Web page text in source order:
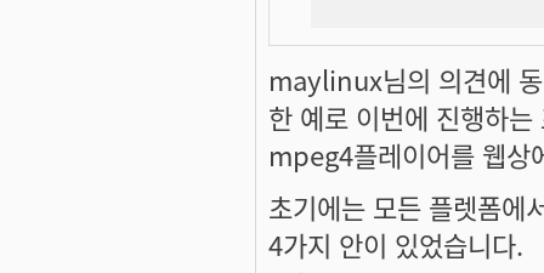
maylinux님의 의견에
한 예로 이번에 진행하
mpeg4플레이어를 웹상
초기에는 모든 플렛폼에
4가지 안이 있었습니다.